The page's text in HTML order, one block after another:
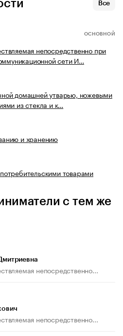
Все
ОСНОВНОЙ
непосредственно при
сети И…
домашней утварью, ножевыми
из стекла и к…
и хранению
товарами
с тем же
непосредственно...
непосредственно...